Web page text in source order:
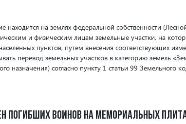
находится на землях федеральной собственности
и физическим лицам земельные участки, на
пунктов, путем внесения соответствующих
перевод земельных участков в категорию земель
назначения) согласно пункту 1 статьи 99 Земельного
погибших воинов на мемориальных